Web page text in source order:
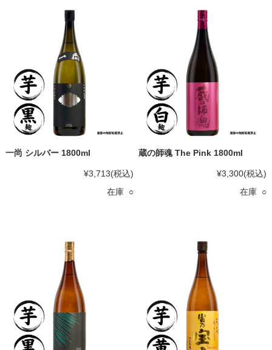
一尚 シルバー 1800ml
¥3,713(税込)
在庫 ○
蔵の師魂 The Pink 1800ml
¥3,300(税込)
在庫 ○